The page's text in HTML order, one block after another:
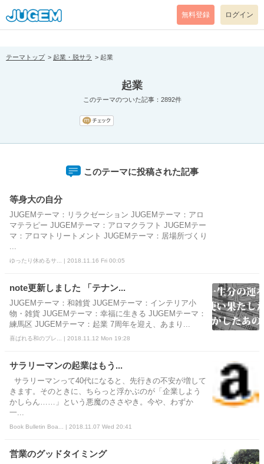
[pear_error: message="Success" code=0 mode=return level=notice
prefix="" info=""]
無料登録 ログイン
テーマトップ 起業・脱サラ 起業
起業
このテーマのついた記事：2892件
このテーマに投稿された記事
等身大の自分
JUGEMテーマ：リラクゼーション JUGEMテーマ：アロ
マテラピー JUGEMテーマ：アロマクラフト JUGEMテー
マ：アロマトリートメント JUGEMテーマ：居場所づくり
ゆったり休めるサ... | 2018.11.16 Fri 00:05
note更新しました 「テナン...
JUGEMテーマ：和雑貨 JUGEMテーマ：インテリア小
物・雑貨 JUGEMテーマ：幸福に生きる JUGEMテーマ：
練馬区 JUGEMテーマ：起業 7周年を迎え、あまり...
喜ばれる和のプレ... | 2018.11.12 Mon 19:28
サラリーマンの起業はもう...
サラリーマンって40代になると、先行きの不安が増して
きます。そのときに、ちらっと浮かぶのが「企業しよう
かしらん……」という悪魔のささやき。今や、わずか
一...
Book Bulletin Boa... | 2018.11.07 Wed 20:41
営業のグッドタイミング